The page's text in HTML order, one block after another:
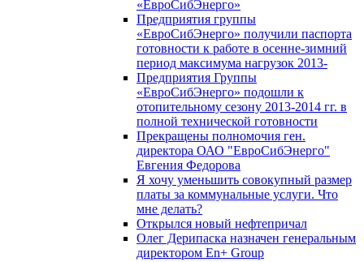
«ЕвроСибЭнерго»
Предприятия группы
«ЕвроСибЭнерго» получили паспорта
готовности к работе в осенне-зимний
период максимума нагрузок 2013-
Предприятия Группы
«ЕвроСибЭнерго» подошли к
отопительному сезону 2013-2014 гг. в
полной технической готовности
Прекращены полномочия ген.
директора ОАО "ЕвроСибЭнерго"
Евгения Федорова
Я хочу уменьшить совокупный размер
платы за коммунальные услуги. Что
мне делать?
Открылся новый нефтепричал
Олег Дерипаска назначен генеральным
директором En+ Group